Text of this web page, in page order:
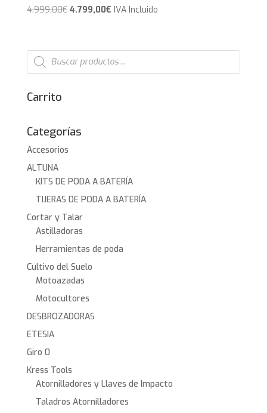
4.999,00€ El
era:
4.999,00€.
4.799,00€El
es:
4.799,00€.
IVA Incluido
Búsqueda
de
productos
Carrito
Categorías
Accesorios
ALTUNA
KITS DE PODA A BATERÍA
TIJERAS DE PODA A BATERÍA
Cortar y Talar
Astilladoras
Herramientas de poda
Cultivo del Suelo
Motoazadas
Motocultores
DESBROZADORAS
ETESIA
Giro 0
Kress Tools
Atornilladores y Llaves de Impacto
Taladros Atornilladores